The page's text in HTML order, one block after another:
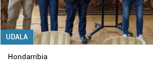
UDALA
Hondarribia